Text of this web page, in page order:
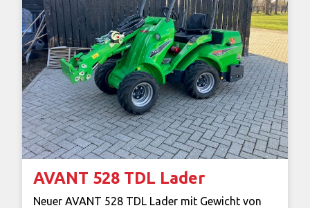
AVANT 528 TDL Lader
Neuer AVANT 528 TDL Lader mit Gewicht von